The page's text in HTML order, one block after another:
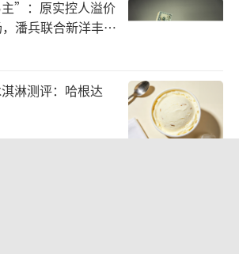
，较2024年末的7804万元大幅
的是，同期计息银行借款高达
年5月上市前夕，溜溜梅还突
股息，创始人杨帆夫妇凭借逾8
享超5400万元，这一行为在市场
”：原实控人溢价
潘兵联合新洋丰、
淋测评：哈根达